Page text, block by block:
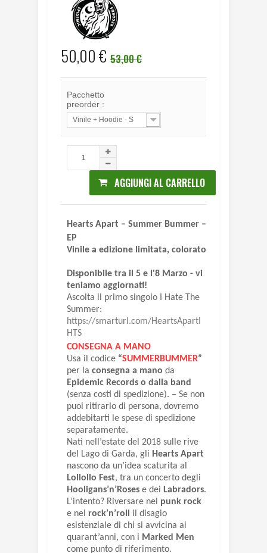
50,00 € 53,00 €
Pacchetto
preorder :
Vinile + Hoodie - S
AGGIUNGI AL CARRELLO
Hearts Apart – Summer Bummer –
EP
Vinile a edizione limitata, colorato
Disponibile tra il 5 e l'8 Marzo - vi
teniamo aggiornati!
Ascolta il primo singolo I Hate The
Summer:
https://smarturl.com/HeartsApartI
HTS
CONSEGNA A MANO
Usa il codice “SUMMERBUMMER”
per la consegna a mano da
Epidemic Records o dalla band
(senza costi di spedizione). – Se non
puoi ritirarlo di persona, dovremo
addebitarti le spese di spedizione
separatamente.
Nati nell’estate del 2018 sulle rive
del Lago di Garda, gli Hearts Apart
nascono da un’idea scaturita al
Lollollo Fest, tra un concerto degli
Hooligans’n’Roses e dei Labradors.
L’intento? Riversare nel punk rock
e nel rock’n’roll il disagio
esistenziale di chi si avvicina ai
quarant’anni, con i Marked Men
come punto di riferimento.